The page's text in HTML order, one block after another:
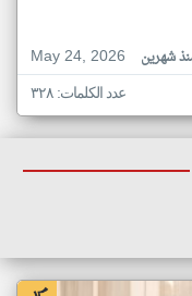
May 24, 2026
شهرين
عدد الكلمات: ٣٢٨